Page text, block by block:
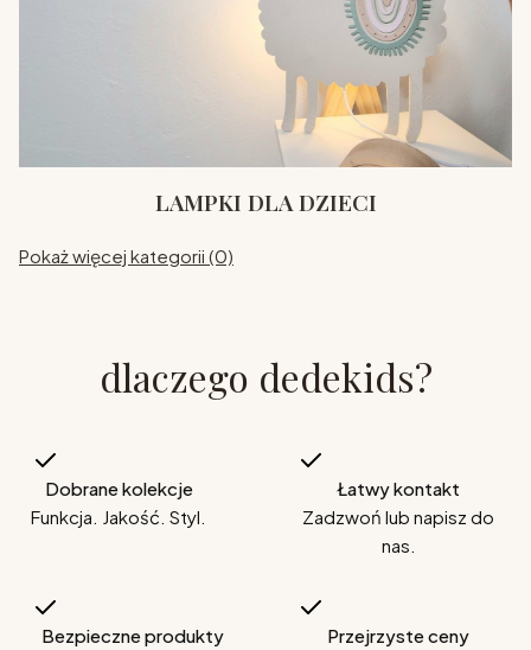
LAMPKI DLA DZIECI
Pokaż więcej kategorii (0)
dlaczego dedekids?
Dobrane kolekcje
Funkcja. Jakość. Styl.
Łatwy kontakt
Zadzwoń lub napisz do
nas.
Bezpieczne produkty
Przejrzyste ceny